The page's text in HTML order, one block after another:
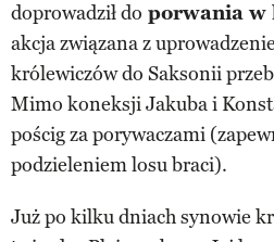
doprowadził do porwania w
akcja związana z
królewiczów do Saksonii
Mimo koneksji Jakuba i
pościg za porywaczami
podzieleniem losu braci).
Już po kilku dniach synowie